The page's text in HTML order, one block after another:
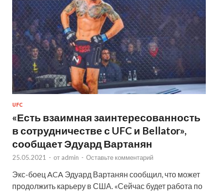
UFC
«Есть взаимная заинтересованность
в сотрудничестве с UFC и Bellator»,
сообщает Эдуард Вартанян
25.05.2021 - от admin - Оставьте комментарий
Экс-боец ACA Эдуард Вартанян сообщил, что может
продолжить карьеру в США. «Сейчас будет работа по